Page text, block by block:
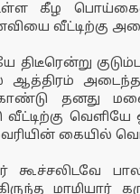
கீழ
வீட்டிற்கு
ஆத்திரம்
தனது
வெளியே
கையில்
மாமியார்